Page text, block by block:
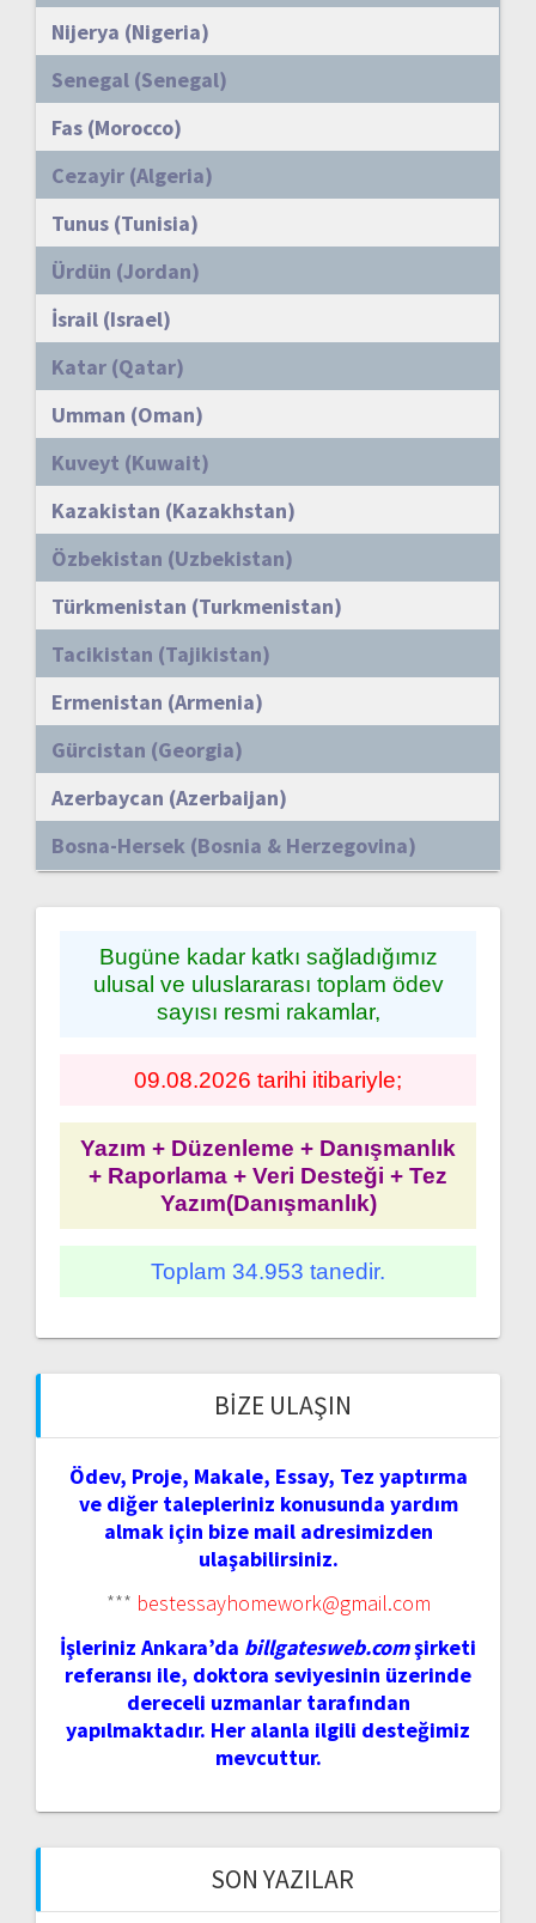
Nijerya (Nigeria)
Senegal (Senegal)
Fas (Morocco)
Cezayir (Algeria)
Tunus (Tunisia)
Ürdün (Jordan)
İsrail (Israel)
Katar (Qatar)
Umman (Oman)
Kuveyt (Kuwait)
Kazakistan (Kazakhstan)
Özbekistan (Uzbekistan)
Türkmenistan (Turkmenistan)
Tacikistan (Tajikistan)
Ermenistan (Armenia)
Gürcistan (Georgia)
Azerbaycan (Azerbaijan)
Bosna-Hersek (Bosnia & Herzegovina)
Bugüne kadar katkı sağladığımız
ulusal ve uluslararası toplam ödev
sayısı resmi rakamlar,
09.08.2026 tarihi itibariyle;
Yazım + Düzenleme + Danışmanlık
+ Raporlama + Veri Desteği + Tez
Yazım(Danışmanlık)
Toplam 34.953 tanedir.
BIZE ULAŞIN
Ödev, Proje, Makale, Essay, Tez yaptırma
ve diğer talepleriniz konusunda yardım
almak için bize mail adresimizden
ulaşabilirsiniz.
*** bestessayhomework@gmail.com
İşleriniz Ankara’da billgatesweb.comşirketi
referansı ile, doktora seviyesinin üzerinde
dereceli uzmanlar tarafından
yapılmaktadır. Her alanla ilgili desteğimiz
mevcuttur.
SON YAZILAR